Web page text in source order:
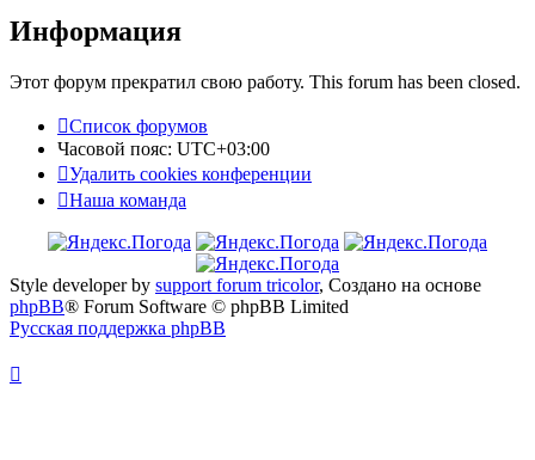
Информация
Этот форум прекратил свою работу. This forum has been closed.
Список форумов
Часовой пояс: UTC+03:00
Удалить cookies конференции
Наша команда
Style developer by support forum tricolor, Создано на основе
phpBB® Forum Software © phpBB Limited
Русская поддержка phpBB